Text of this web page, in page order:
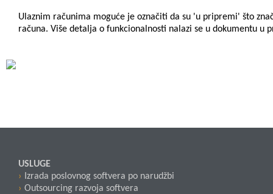
Ulaznim računima moguće je označiti da su 'u pripremi' što
računa. Više detalja o funkcionalnosti nalazi se u dokumentu u
USLUGE
Izrada poslovnog softvera po narudžbi
Outsourcing razvoja softvera